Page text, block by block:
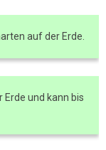
auf der Erde.
und kann bis